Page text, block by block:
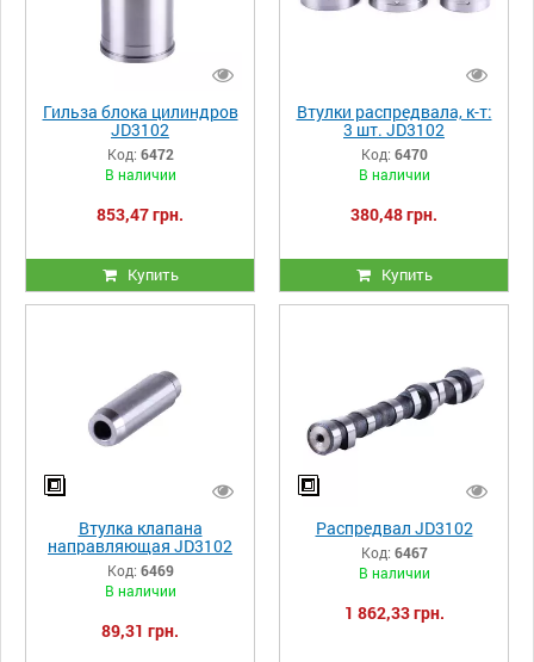
Гильза блока цилиндров
JD3102
Код: 6472
В наличии
853,47 грн.
Купить
Втулки распредвала, к-т:
3 шт. JD3102
Код: 6470
В наличии
380,48 грн.
Купить
Втулка клапана
направляющая JD3102
Код: 6469
В наличии
89,31 грн.
Распредвал JD3102
Код: 6467
В наличии
1 862,33 грн.